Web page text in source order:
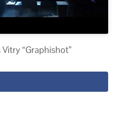
“Graphishot”